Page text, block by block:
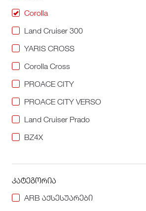
Corolla
Land Cruiser 300
YARIS CROSS
Corolla Cross
PROACE CITY
PROACE CITY VERSO
Land Cruiser Prado
BZ4X
კატეგორია
ARB აქსესუარები